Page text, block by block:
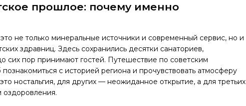
прошлое: почему именно
не только минеральные источники и современный сервис, но и
здравниц. Здесь сохранились десятки санаториев,
сих пор принимают гостей. Путешествие по советским
с историей региона и прочувствовать атмосферу
ностальгия, для других — неожиданное открытие, а для третьих
оздоровления.